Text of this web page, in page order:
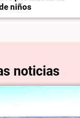
niños
noticias